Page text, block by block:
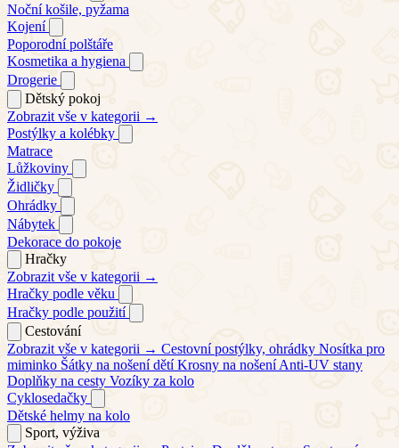
Noční košile, pyžama
Kojení
Poporodní polštáře
Kosmetika a hygiena
Drogerie
Dětský pokoj
Zobrazit vše v kategorii →
Postýlky a kolébky
Matrace
Lůžkoviny
Židličky
Ohrádky
Nábytek
Dekorace do pokoje
Hračky
Zobrazit vše v kategorii →
Hračky podle věku
Hračky podle použití
Cestování
Zobrazit vše v kategorii → Cestovní postýlky, ohrádky Nosítka pro
miminko Šátky na nošení dětí Krosny na nošení Anti-UV stany
Doplňky na cesty Vozíky za kolo
Cyklosedačky
Dětské helmy na kolo
Sport, výživa